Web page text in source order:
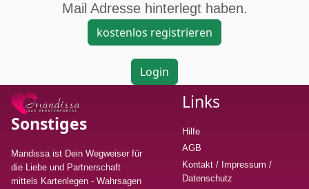
Mail Adresse hinterlegt haben.
kostenlos registrieren
Login
Sonstiges
Mandissa ist Dein Wegweiser für
die Liebe und Partnerschaft
mittels Kartenlegen - Wahrsagen
Links
Hilfe
AGB
Kontakt / Impressum /
Datenschutz